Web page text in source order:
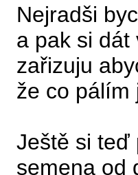
Nejradši
a pak si dát
zařizuju
že co pálím
Ještě si teď
semena od